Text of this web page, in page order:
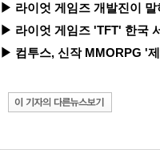
▶ 라이엇 게임즈 개발진이
▶ 라이엇 게임즈 'TFT' 한국
▶ 컴투스, 신작 MMORPG '